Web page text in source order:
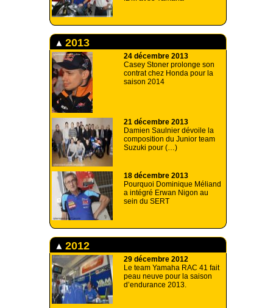
2013
24 décembre 2013
Casey Stoner prolonge son
contrat chez Honda pour la
saison 2014
21 décembre 2013
Damien Saulnier dévoile la
composition du Junior team
Suzuki pour (…)
18 décembre 2013
Pourquoi Dominique Méliand
a intégré Erwan Nigon au
sein du SERT
2012
29 décembre 2012
Le team Yamaha RAC 41 fait
peau neuve pour la saison
d’endurance 2013.